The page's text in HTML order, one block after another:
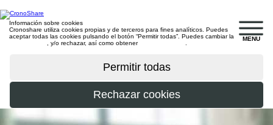
MENU
Información sobre cookies
Cronoshare utiliza cookies propias y de terceros para fines analíticos. Puedes
aceptar todas las cookies pulsando el botón “Permitir todas”. Puedes cambiar la
, y/o rechazar, así como obtener